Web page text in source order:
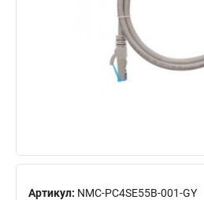
Артикул: NMC-PC4SE55B-001-GY